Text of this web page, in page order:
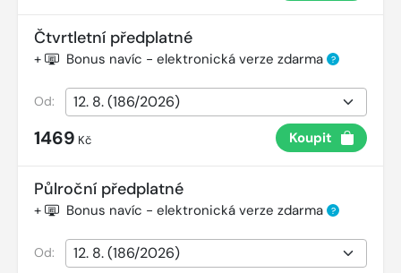
Čtvrtletní předplatné
+ Bonus navíc - elektronická verze zdarma ?
Od:
1469 Kč Koupit
Půlroční předplatné
+ Bonus navíc - elektronická verze zdarma ?
Od: